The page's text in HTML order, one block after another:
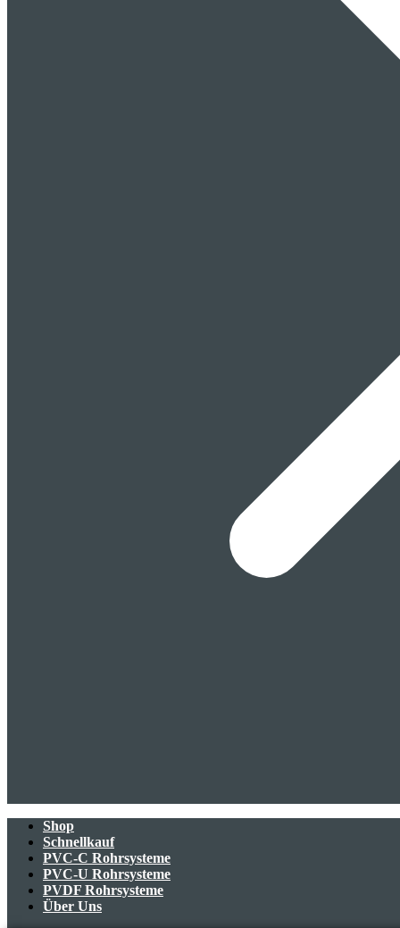
Shop
Schnellkauf
PVC-C Rohrsysteme
PVC-U Rohrsysteme
PVDF Rohrsysteme
Über Uns